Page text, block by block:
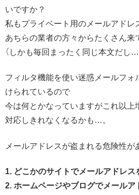
いですか？
私もプライベート用のメールアドレ
あちらの業者の方々からたくさん来
（しかも毎回まったく同じ本文だし…
フィルタ機能を使い迷惑メールフォ
けられているので
今は何とかなっていますがこれ以上
対応しきれなくなるかも…。
メールアドレスが盗まれる危険性が
1. どこかのサイトでメールアドレス
2. ホームページやブログでメールア